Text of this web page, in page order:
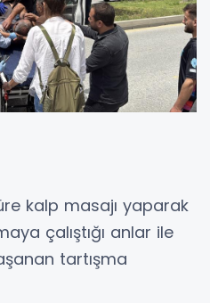
kalp masajı yaparak
çalıştığı anlar ile
tartışma